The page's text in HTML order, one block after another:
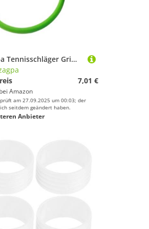
Uqezagpa Tennisschläger Griffisolator Grifftrainer Werkzeug Korrekturgerät zur Verbesserung der Fähigkeiten akkurat Sporttraining Zubehör Bequem für Tennis
7,01 €
Amazon
am 27.09.2025 um 00:03; der
seitdem geändert haben.
Anbieter